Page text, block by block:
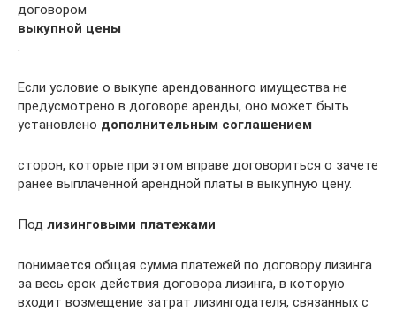
договором
выкупной цены
Если условие о выкупе арендованного имущества не
предусмотрено в договоре аренды, оно может быть
установлено дополнительным соглашением
сторон, которые при этом вправе договориться о зачете
ранее выплаченной арендной платы в выкупную цену.
Под лизинговыми платежами
понимается общая сумма платежей по договору лизинга
за весь срок действия договора лизинга, в которую
входит возмещение затрат лизингодателя, связанных с